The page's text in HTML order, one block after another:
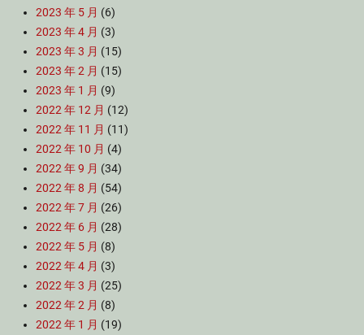
2023 年 5 月 (6)
2023 年 4 月 (3)
2023 年 3 月 (15)
2023 年 2 月 (15)
2023 年 1 月 (9)
2022 年 12 月 (12)
2022 年 11 月 (11)
2022 年 10 月 (4)
2022 年 9 月 (34)
2022 年 8 月 (54)
2022 年 7 月 (26)
2022 年 6 月 (28)
2022 年 5 月 (8)
2022 年 4 月 (3)
2022 年 3 月 (25)
2022 年 2 月 (8)
2022 年 1 月 (19)